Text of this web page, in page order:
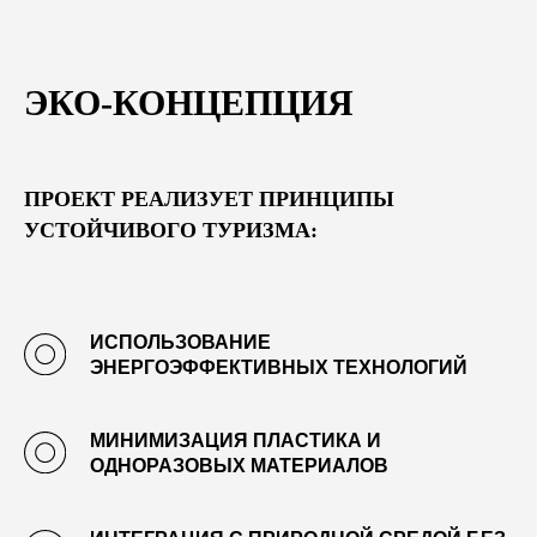
ЭКО-КОНЦЕПЦИЯ
ПРОЕКТ РЕАЛИЗУЕТ ПРИНЦИПЫ
УСТОЙЧИВОГО ТУРИЗМА:
ИСПОЛЬЗОВАНИЕ
ЭНЕРГОЭФФЕКТИВНЫХ ТЕХНОЛОГИЙ
МИНИМИЗАЦИЯ ПЛАСТИКА И
ОДНОРАЗОВЫХ МАТЕРИАЛОВ